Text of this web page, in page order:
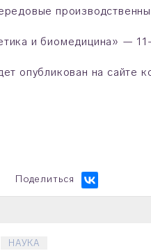
и биомедицина» —
опубликован на сайте
Поделиться
НАУКА